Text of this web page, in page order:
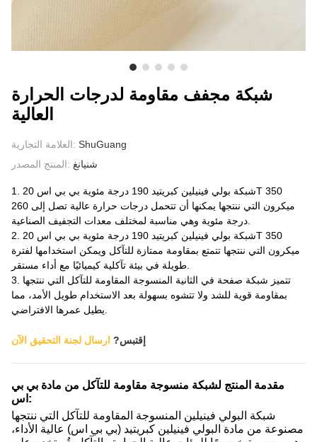
معلومات عنا
شبكة مجفف مقاومة لدرجات الحرارة
العالية
العلامة التجارية: ShuGuang
المنتج المصدر: شنيانغ
1. شبكة بولي فينيلين كبريتيد 190 درجة مئوية بي بي اس 20T 350
ميكرون التي ننتجها يمكنها أن تتحمل درجات حرارة عالية تصل إلى 260
2. شبكة بولي فينيلين كبريتيد 190 درجة مئوية بي بي اس 20T 350
ميكرون التي ننتجها تتمتع بمقاومة ممتازة للتآكل ويمكن استخدامها لفترة
3. تتميز شبكة صفحة في الثانية المنسوجة المقاومة للتآكل التي ننتجها
بمقاومة قوية للشد ولا تتشوه بسهولة بعد الاستخدام طويل الأمد، مما
إقتبس? ارسال لجنة التحقيق الآن
مقدمة المنتج لشبكة منسوجة مقاومة للتآكل من مادة بي بي
اس:
شبكة البولي فينيلين المنسوجة المقاومة للتآكل التي ننتجها
مصنوعة من مادة البولي فينيلين كبريتيد (بي بي اس) عالية الأداء،